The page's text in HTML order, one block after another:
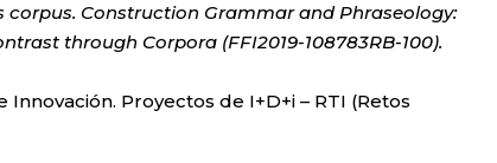
Construction Grammar and Phraseology:
through Corpora (FFI2019-108783RB-100).
Innovación. Proyectos de I+D+i – RTI (Retos